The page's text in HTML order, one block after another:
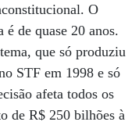
O
é de quase 20 anos.
que só produziu
STF em 1998 e só
afeta todos os
de R$ 250 bilhões à